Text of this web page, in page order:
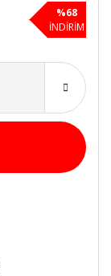
%68
İNDİRİM